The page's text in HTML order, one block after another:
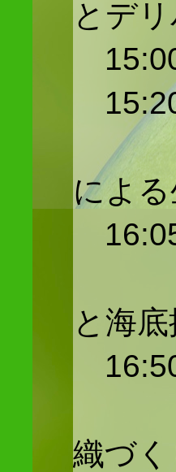
とデ
「
によ
「
と海底
「
織づ